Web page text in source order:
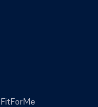
FitForMe